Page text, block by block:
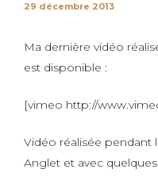
29 décembre 2013
Ma dernière vidéo
est disponible :
[vimeo http://
Vidéo réalisée pendant
Anglet et avec